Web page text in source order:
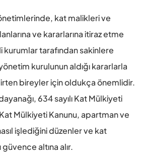
kat malikleri ve
ve kararlarına itiraz etme
kurumlar tarafından sakinlere
kurulunun aldığı kararlarla
bireyler için oldukça önemlidir.
634 sayılı Kat Mülkiyeti
Mülkiyeti Kanunu, apartman ve
işlediğini düzenler ve kat
güvence altına alır.